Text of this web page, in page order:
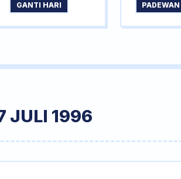
GANTI HARI PADEWAN
JULI 1996